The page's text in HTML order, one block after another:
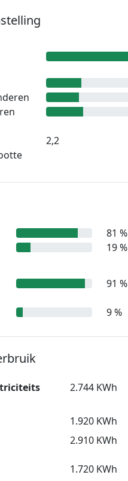
2,2
81 %
19 %
91 %
9 %
2.744 KWh
1.920 KWh
2.910 KWh
1.720 KWh